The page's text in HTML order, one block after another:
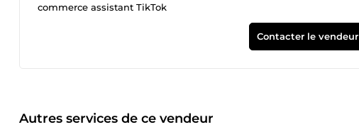
commerce assistant TikTok
Contacter le vendeur
Autres services de ce vendeur